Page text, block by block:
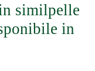
similpelle
in